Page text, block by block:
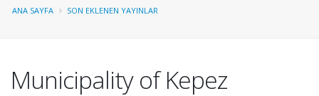
ANA SAYFA SON EKLENEN YAYINLAR
Municipality of Kepez